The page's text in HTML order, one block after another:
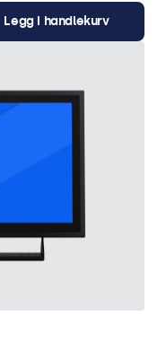
Legg i handlekurv